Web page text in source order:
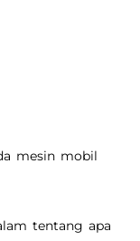
mesin mobil
tentang apa